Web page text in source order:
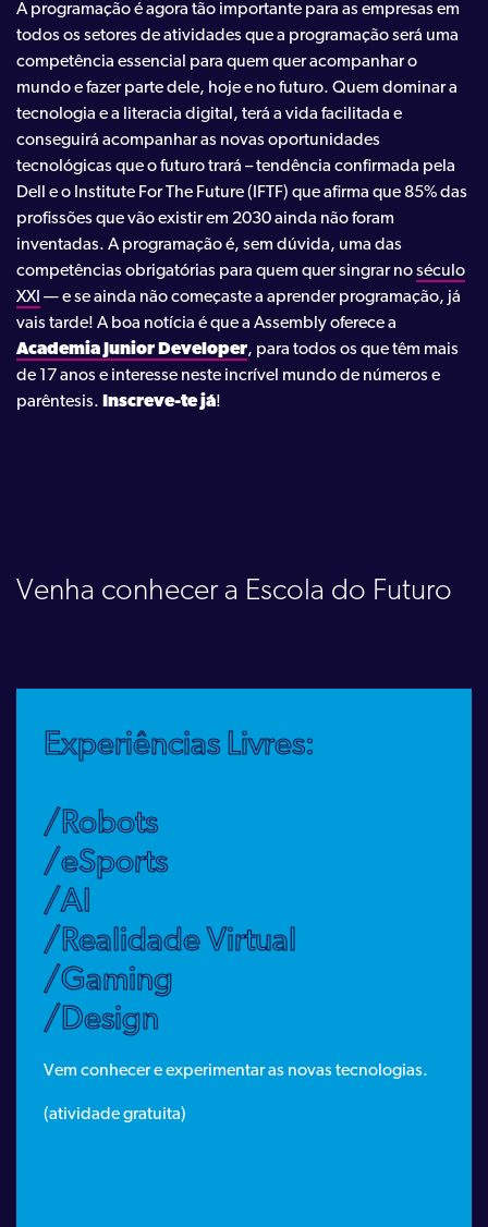
A programação é agora tão importante para as empresas em
todos os setores de atividades que a programação será uma
competência essencial para quem quer acompanhar o
mundo e fazer parte dele, hoje e no futuro. Quem dominar a
tecnologia e a literacia digital, terá a vida facilitada e
conseguirá acompanhar as novas oportunidades
tecnológicas que o futuro trará – tendência confirmada pela
Dell e o Institute For The Future (IFTF) que afirma que 85% das
profissões que vão existir em 2030 ainda não foram
inventadas. A programação é, sem dúvida, uma das
competências obrigatórias para quem quer singrar noséculo
XXI — e se ainda não começaste a aprender programação, já
vais tarde! A boa notícia é que a Assembly oferece a
Academia Junior Developer, para todos os que têm mais
de 17 anos e interesse neste incrível mundo de números e
parêntesis. Inscreve-te já!
Venha conhecer a Escola do Futuro
Experiências Livres:
/Robots
/eSports
/AI
/Realidade Virtual
/Gaming
/Design
Vem conhecer e experimentar as novas tecnologias.
(atividade gratuita)